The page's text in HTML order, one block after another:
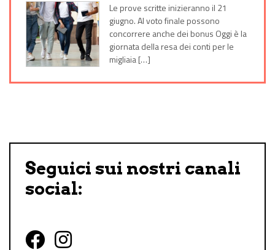
Le prove scritte inizieranno il 21
giugno. Al voto finale possono
concorrere anche dei bonus Oggi è la
giornata della resa dei conti per le
migliaia […]
Seguici sui nostri canali
social: